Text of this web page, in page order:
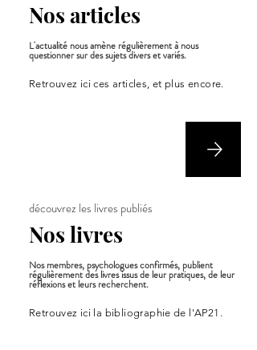
Nos articles
L'actualité nous amène régulièrement à nous
questionner sur des sujets divers et variés.
Retrouvez ici ces articles, et plus encore.
découvrez les livres publiés
Nos livres
Nos membres, psychologues confirmés, publient
régulièrement des livres issus de leur pratiques, de leur
réflexions et leurs recherchent.
Retrouvez ici la bibliographie de l'AP21.